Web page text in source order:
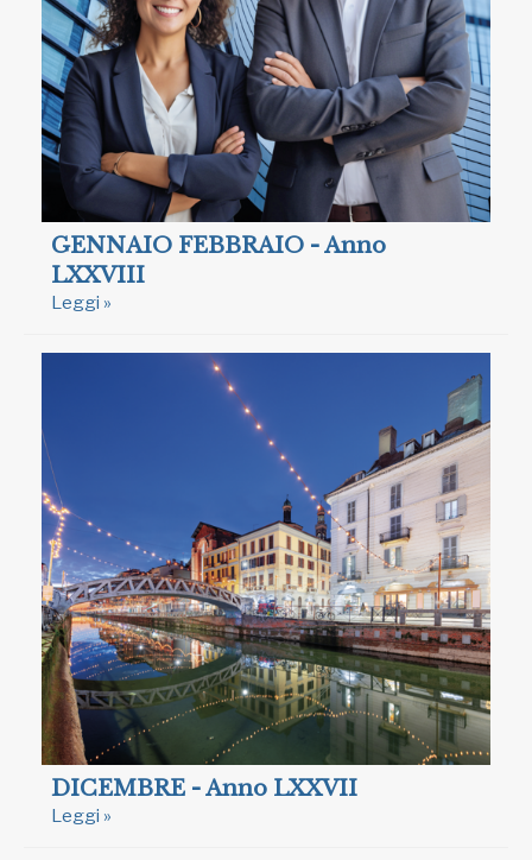
GENNAIO FEBBRAIO - Anno
LXXVIII
Leggi »
DICEMBRE - Anno LXXVII
Leggi »